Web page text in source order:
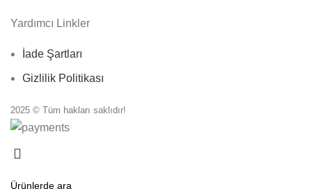
Yardımcı Linkler
İade Şartları
Gizlilik Politikası
2025 © Tüm hakları saklıdır!